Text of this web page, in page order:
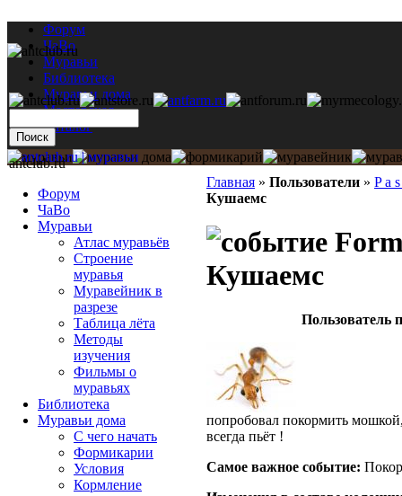
Форум
ЧаВо
Муравьи
Библиотека
Муравьи дома
Мастерская
Каталог
Главная » Пользователи » P a
Кушаемс
Кушаемс
Пользователь
попробовал покормить
всегда пьёт !
Самое важное событие:
antclub.ru
Форум
ЧаВо
Муравьи
Атлас муравьёв
Строение
муравья
Муравейник в
разрезе
Таблица лёта
Методы
изучения
Фильмы о
муравьях
Библиотека
Муравьи дома
С чего начать
Формикарии
Условия
Кормление